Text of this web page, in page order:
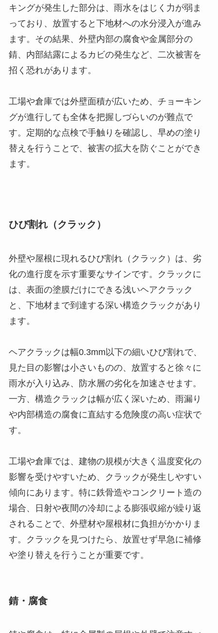
キングが発生した部分は、雨水をはじく力が弱ま
っており、放置すると下地材への水分浸入が進み
ます。その結果、外壁内部の腐食や金属部分の
錆、内部結露によるカビの発生など、二次被害を
招く恐れがあります。
工場や倉庫では外壁面積が広いため、チョーキン
グが進行しても全体を把握しづらいのが難点で
す。定期的な点検で手触りを確認し、早めの塗り
替えを行うことで、被害の拡大を防ぐことができ
ます。
ひび割れ（クラック）
外壁や屋根に現れるひび割れ（クラック）は、劣
化の進行度を示す重要なサインです。クラックに
は、表面の塗膜だけにできる浅いヘアクラック
と、下地材まで到達する深い構造クラックがあり
ます。
ヘアクラックは幅0.3mm以下の細いひび割れで、
見た目の影響は小さいものの、放置すると徐々に
雨水が入り込み、防水層の劣化を加速させます。
一方、構造クラックは幅が広く深いため、雨漏り
や内部構造の腐食に直結する危険度の高い症状で
す。
工場や倉庫では、建物の規模が大きく温度変化の
影響を受けやすいため、クラックが発生しやすい
傾向にあります。特に鉄骨造やコンクリート造の
場合、日射や夜間の冷却による膨張収縮が繰り返
されることで、外壁材や屋根材に負担がかかりま
す。クラックを見つけたら、放置せず早急に補修
や塗り替えを行うことが重要です。
錆・腐食